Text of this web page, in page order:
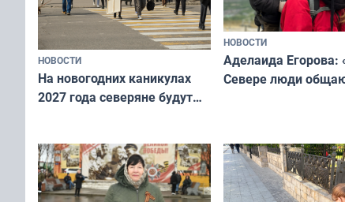
НОВОСТИ
На новогодних каникулах
2027 года северяне будут
НОВОСТИ
Аделаида Егорова:
Севере люди